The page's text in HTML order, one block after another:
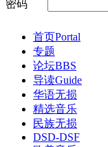
密码
首页Portal
专题
论坛BBS
导读Guide
华语无损
精选音乐
民族无损
DSD-DSF